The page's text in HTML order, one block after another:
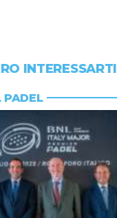
INTERESSARTI
PADEL